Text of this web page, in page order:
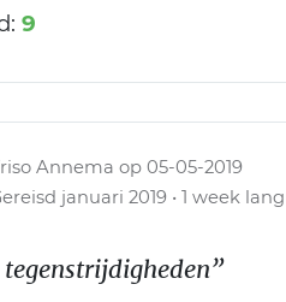
9
Annema op 05-05-2019
januari 2019 • 1 week